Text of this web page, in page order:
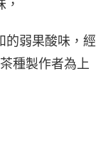
的弱果酸味，經
種製作者為上